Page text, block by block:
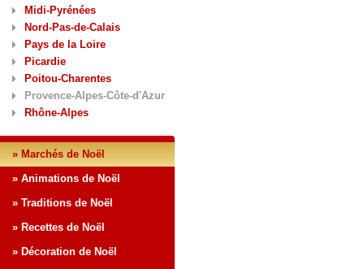
Midi-Pyrénées
Nord-Pas-de-Calais
Pays de la Loire
Picardie
Poitou-Charentes
Provence-Alpes-Côte-d'Azur
Rhône-Alpes
» Marchés de Noël
» Animations de Noël
» Traditions de Noël
» Recettes de Noël
» Décoration de Noël